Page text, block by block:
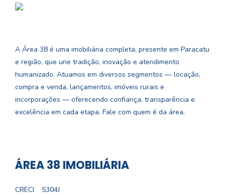
A Área 38 é uma imobiliária completa, presente em Paracatu
e região, que une tradição, inovação e atendimento
humanizado. Atuamos em diversos segmentos — locação,
compra e venda, lançamentos, imóveis rurais e
incorporações — oferecendo confiança, transparência e
excelência em cada etapa. Fale com quem é da área.
ÁREA 38 IMOBILIÁRIA
CRECI
5304J